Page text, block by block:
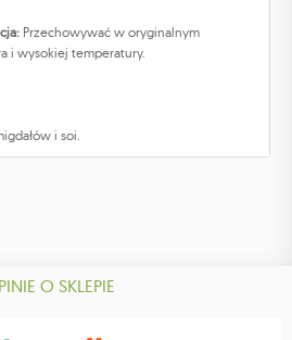
Przechowywać w oryginalnym
i wysokiej temperatury.
i soi.
O SKLEPIE